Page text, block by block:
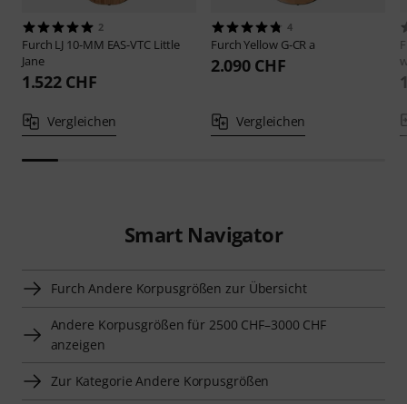
2
Furch LJ 10-MM EAS-VTC Little
Jane
1.522 CHF
Vergleichen
4
FurchYellow G-CR a
2.090 CHF
Vergleichen
Smart Navigator
Furch Andere Korpusgrößen zur Übersicht
Andere Korpusgrößen für 2500 CHF–3000 CHF
anzeigen
Zur Kategorie Andere Korpusgrößen